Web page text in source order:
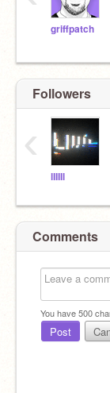
griffpatch
Followers
lIIIIl
‹
Comments
You have500
Post